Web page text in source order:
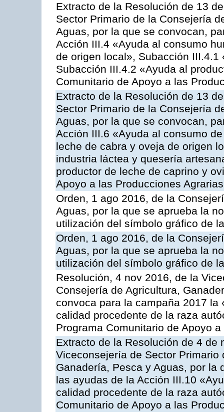
Extracto de la Resolución de 13
Sector Primario de la Consejería
Aguas, por la que se convocan,
Acción III.4 «Ayuda al consumo
de origen local», Subacción
Subacción III.4.2 «Ayuda al
Comunitario de Apoyo a las
Extracto de la Resolución de 13
Sector Primario de la Consejería
Aguas, por la que se convocan,
Acción III.6 «Ayuda al consumo
leche de cabra y oveja de origen
industria láctea y quesería
productor de leche de caprino y
Apoyo a las Producciones
Orden, 1 ago 2016, de la
Aguas, por la que se aprueba la
utilización del símbolo gráfico de
Orden, 1 ago 2016, de la
Aguas, por la que se aprueba la
utilización del símbolo gráfico de
Resolución, 4 nov 2016, de la
Consejería de Agricultura,
convoca para la campaña 2017
calidad procedente de la raza
Programa Comunitario de Apoyo
Extracto de la Resolución de 4 de
Viceconsejería de Sector
Ganadería, Pesca y Aguas, por la
las ayudas de la Acción III.10
calidad procedente de la raza
Comunitario de Apoyo a las